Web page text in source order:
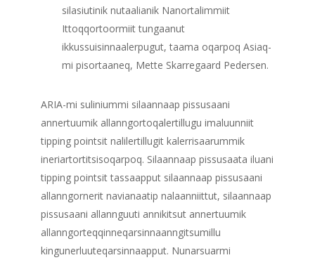
silasiutinik nutaalianik Nanortalimmiit
Ittoqqortoormiit tungaanut
ikkussuisinnaalerpugut, taama oqarpoq Asiaq-
mi pisortaaneq, Mette Skarregaard Pedersen.
ARIA-mi suliniummi silaannaap pissusaani
annertuumik allanngortoqalertillugu imaluunniit
tipping pointsit nalilertillugit kalerrisaarummik
ineriartortitsisoqarpoq. Silaannaap pissusaata iluani
tipping pointsit tassaapput silaannaap pissusaani
allanngornerit navianaatip nalaanniittut, silaannaap
pissusaani allannguuti annikitsut annertuumik
allanngorteqqinneqarsinnaanngitsumillu
kingunerluuteqarsinnaapput. Nunarsuarmi